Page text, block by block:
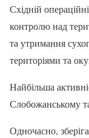
Східній
контролю над
та утримання
територіями та
Найбільша
Слобожанському
Одночасно,